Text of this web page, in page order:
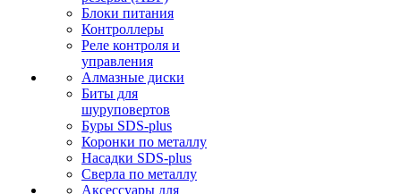
Блоки питания
Контроллеры
Реле контроля и
управления
Алмазные диски
Биты для
шуруповертов
Буры SDS-plus
Коронки по металлу
Насадки SDS-plus
Сверла по металлу
Аксессуары для